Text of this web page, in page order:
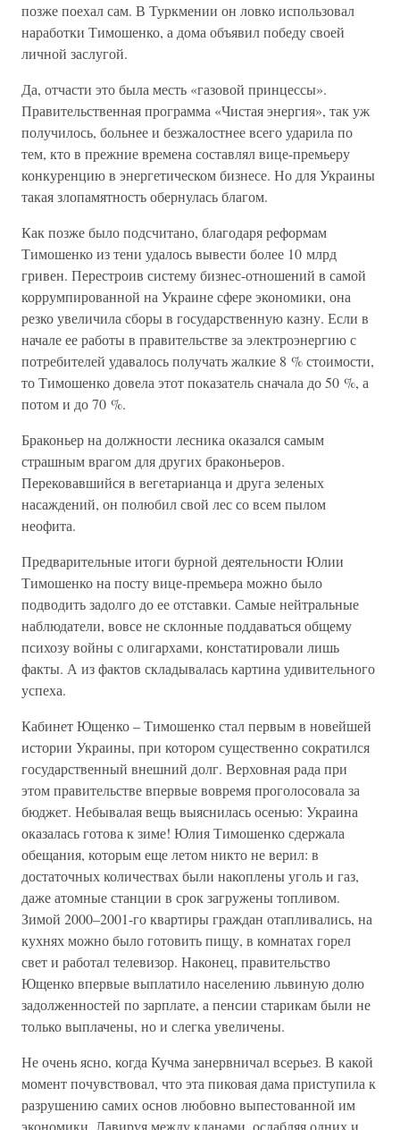
позже поехал сам. В Туркмении он ловко использовал
наработки Тимошенко, а дома объявил победу своей
личной заслугой.
Да, отчасти это была месть «газовой принцессы».
Правительственная программа «Чистая энергия», так уж
получилось, больнее и безжалостнее всего ударила по
тем, кто в прежние времена составлял вице-премьеру
конкуренцию в энергетическом бизнесе. Но для Украины
такая злопамятность обернулась благом.
Как позже было подсчитано, благодаря реформам
Тимошенко из тени удалось вывести более 10 млрд
гривен. Перестроив систему бизнес-отношений в самой
коррумпированной на Украине сфере экономики, она
резко увеличила сборы в государственную казну. Если в
начале ее работы в правительстве за электроэнергию с
потребителей удавалось получать жалкие 8 % стоимости,
то Тимошенко довела этот показатель сначала до 50 %, а
потом и до 70 %.
Браконьер на должности лесника оказался самым
страшным врагом для других браконьеров.
Перековавшийся в вегетарианца и друга зеленых
насаждений, он полюбил свой лес со всем пылом
неофита.
Предварительные итоги бурной деятельности Юлии
Тимошенко на посту вице-премьера можно было
подводить задолго до ее отставки. Самые нейтральные
наблюдатели, вовсе не склонные поддаваться общему
психозу войны с олигархами, констатировали лишь
факты. А из фактов складывалась картина удивительного
успеха.
Кабинет Ющенко – Тимошенко стал первым в новейшей
истории Украины, при котором существенно сократился
государственный внешний долг. Верховная рада при
этом правительстве впервые вовремя проголосовала за
бюджет. Небывалая вещь выяснилась осенью: Украина
оказалась готова к зиме! Юлия Тимошенко сдержала
обещания, которым еще летом никто не верил: в
достаточных количествах были накоплены уголь и газ,
даже атомные станции в срок загружены топливом.
Зимой 2000–2001-го квартиры граждан отапливались, на
кухнях можно было готовить пищу, в комнатах горел
свет и работал телевизор. Наконец, правительство
Ющенко впервые выплатило населению львиную долю
задолженностей по зарплате, а пенсии старикам были не
только выплачены, но и слегка увеличены.
Не очень ясно, когда Кучма занервничал всерьез. В какой
момент почувствовал, что эта пиковая дама приступила к
разрушению самих основ любовно выпестованной им
экономики. Лавируя между кланами, ослабляя одних и